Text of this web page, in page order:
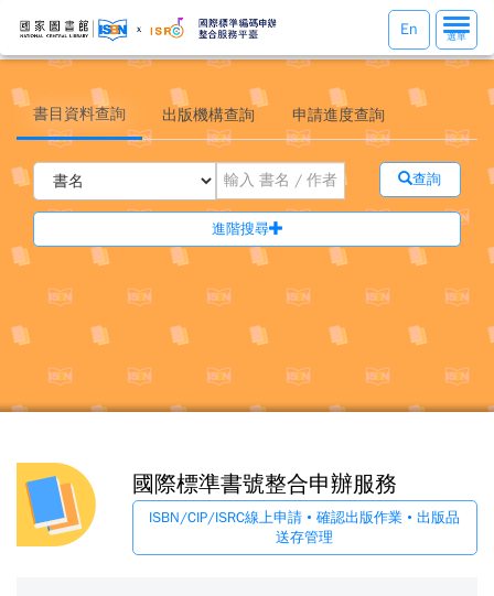
選
單
切
選單
En
書目資料查詢 出版機構查詢 申請進度查詢
查詢
進階搜尋
國際標準書號整合申辦服務
ISBN/CIP/ISRC線上申請 • 確認出版作業 • 出版品
送存管理